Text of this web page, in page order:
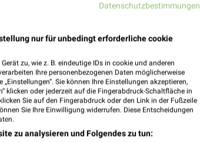
Datenschutzbestimmungen
nur für unbedingt erforderliche cookie
zu, wie z. B. eindeutige IDs in cookie und anderen
Ihre personenbezogenen Daten möglicherweise
Sie können Ihre Einstellungen akzeptieren,
klicken oder jederzeit auf die Fingerabdruck-Schaltfläche in
Sie auf den Fingerabdruck oder den Link in der Fußzeile
Sie Ihre Einwilligung widerrufen. Diese Entscheidungen
zu analysieren und Folgendes zu tun: